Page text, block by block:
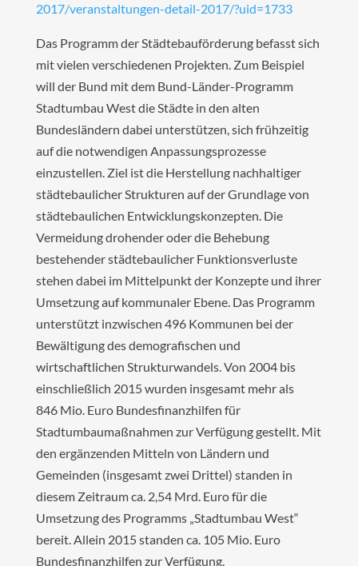
2017/veranstaltungen-detail-2017/?uid=1733
Das Programm der Städtebauförderung befasst sich
mit vielen verschiedenen Projekten. Zum Beispiel
will der Bund mit dem Bund-Länder-Programm
Stadtumbau West die Städte in den alten
Bundesländern dabei unterstützen, sich frühzeitig
auf die notwendigen Anpassungsprozesse
einzustellen. Ziel ist die Herstellung nachhaltiger
städtebaulicher Strukturen auf der Grundlage von
städtebaulichen Entwicklungskonzepten. Die
Vermeidung drohender oder die Behebung
bestehender städtebaulicher Funktionsverluste
stehen dabei im Mittelpunkt der Konzepte und ihrer
Umsetzung auf kommunaler Ebene. Das Programm
unterstützt inzwischen 496 Kommunen bei der
Bewältigung des demografischen und
wirtschaftlichen Strukturwandels. Von 2004 bis
einschließlich 2015 wurden insgesamt mehr als
846 Mio. Euro Bundesfinanzhilfen für
Stadtumbaumaßnahmen zur Verfügung gestellt. Mit
den ergänzenden Mitteln von Ländern und
Gemeinden (insgesamt zwei Drittel) standen in
diesem Zeitraum ca. 2,54 Mrd. Euro für die
Umsetzung des Programms „Stadtumbau West“
bereit. Allein 2015 standen ca. 105 Mio. Euro
Bundesfinanzhilfen zur Verfügung.